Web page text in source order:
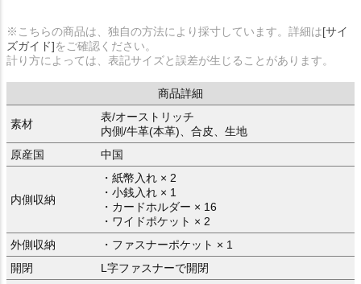
※こちらの商品は、独自の方法により採寸しています。詳細は[サイ
ズガイド]をご確認ください。
計り方によっては、表記サイズと誤差が生じることがあります。
商品詳細
素材
表/オーストリッチ
内側/牛革(本革)、合皮、生地
原産国
中国
内側収納
・紙幣入れ × 2
・小銭入れ × 1
・カードホルダー × 16
・ワイドポケット × 2
外側収納
・ファスナーポケット × 1
開閉
L字ファスナーで開閉